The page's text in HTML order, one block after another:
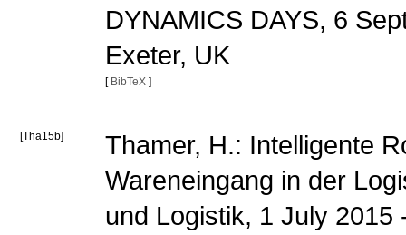
DYNAMICS DAYS, 6
Exeter, UK
[ BibTeX ]
[Tha15b]
Thamer, H.: Intelligente
Wareneingang in der
und Logistik, 1 July